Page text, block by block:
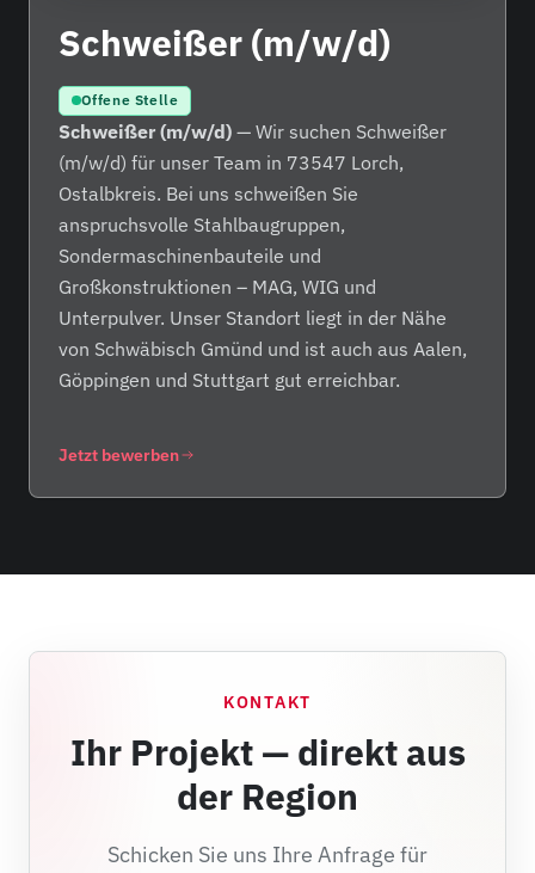
Schweißer (m/w/d)
Offene Stelle
Schweißer (m/w/d) — Wir suchen Schweißer
(m/w/d) für unser Team in 73547 Lorch,
Ostalbkreis. Bei uns schweißen Sie
anspruchsvolle Stahlbaugruppen,
Sondermaschinenbauteile und
Großkonstruktionen – MAG, WIG und
Unterpulver. Unser Standort liegt in der Nähe
von Schwäbisch Gmünd und ist auch aus Aalen,
Göppingen und Stuttgart gut erreichbar.
Jetzt bewerben
KONTAKT
Ihr Projekt — direkt aus
der Region
Schicken Sie uns Ihre Anfrage für